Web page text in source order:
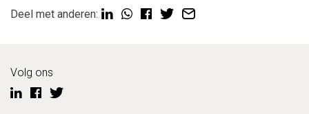
Deel met anderen:
Volg ons